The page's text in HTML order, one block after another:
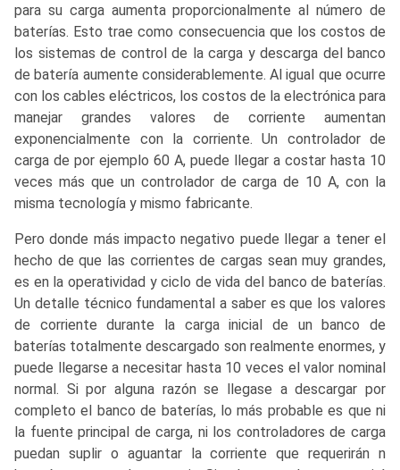
para su carga aumenta proporcionalmente al número de
baterías. Esto trae como consecuencia que los costos de
los sistemas de control de la carga y descarga del banco
de batería aumente considerablemente. Al igual que ocurre
con los cables eléctricos, los costos de la electrónica para
manejar grandes valores de corriente aumentan
exponencialmente con la corriente. Un controlador de
carga de por ejemplo 60 A, puede llegar a costar hasta 10
veces más que un controlador de carga de 10 A, con la
misma tecnología y mismo fabricante.
Pero donde más impacto negativo puede llegar a tener el
hecho de que las corrientes de cargas sean muy grandes,
es en la operatividad y ciclo de vida del banco de baterías.
Un detalle técnico fundamental a saber es que los valores
de corriente durante la carga inicial de un banco de
baterías totalmente descargado son realmente enormes, y
puede llegarse a necesitar hasta 10 veces el valor nominal
normal. Si por alguna razón se llegase a descargar por
completo el banco de baterías, lo más probable es que ni
la fuente principal de carga, ni los controladores de carga
puedan suplir o aguantar la corriente que requerirán n